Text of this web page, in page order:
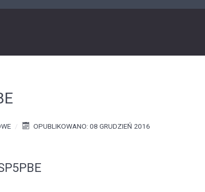
OPUBLIKOWANO: 08 GRUDZIEŃ 2016